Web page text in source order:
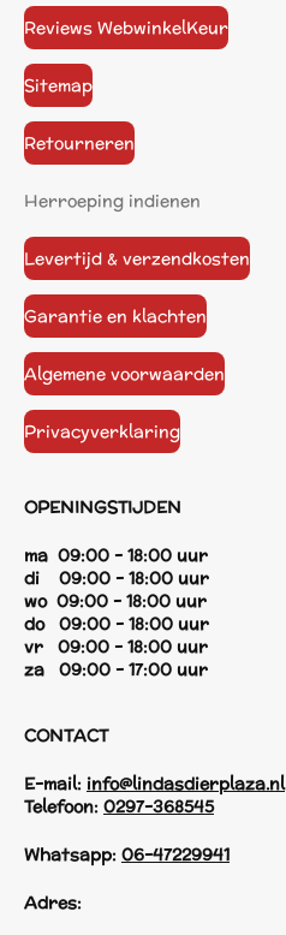
Reviews WebwinkelKeur
Sitemap
Retourneren
Herroeping indienen
Levertijd & verzendkosten
Garantie en klachten
Algemene voorwaarden
Privacyverklaring
OPENINGSTIJDEN
ma 09:00 - 18:00 uur
di 09:00 - 18:00 uur
wo 09:00 - 18:00 uur
do 09:00 - 18:00 uur
vr 09:00 - 18:00 uur
za 09:00 - 17:00 uur
CONTACT
E-mail: info@lindasdierplaza.nl
Telefoon: 0297-368545
Whatsapp: 06-47229941
Adres: